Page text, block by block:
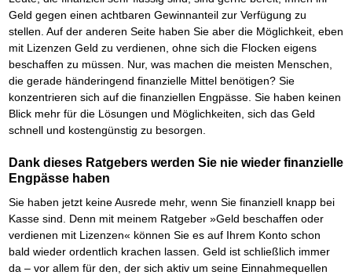
Geld gegen einen achtbaren Gewinnanteil zur Verfügung zu
stellen. Auf der anderen Seite haben Sie aber die Möglichkeit, eben
mit Lizenzen Geld zu verdienen, ohne sich die Flocken eigens
beschaffen zu müssen. Nur, was machen die meisten Menschen,
die gerade händeringend finanzielle Mittel benötigen? Sie
konzentrieren sich auf die finanziellen Engpässe. Sie haben keinen
Blick mehr für die Lösungen und Möglichkeiten, sich das Geld
schnell und kostengünstig zu besorgen.
Dank dieses Ratgebers werden Sie nie wieder finanzielle
Engpässe haben
Sie haben jetzt keine Ausrede mehr, wenn Sie finanziell knapp bei
Kasse sind. Denn mit meinem Ratgeber »Geld beschaffen oder
verdienen mit Lizenzen« können Sie es auf Ihrem Konto schon
bald wieder ordentlich krachen lassen. Geld ist schließlich immer
da – vor allem für den, der sich aktiv um seine Einnahmequellen